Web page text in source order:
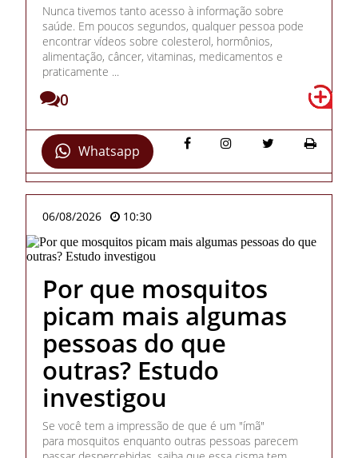
Nunca tivemos tanto acesso à informação sobre
saúde. Em poucos segundos, qualquer pessoa pode
encontrar vídeos sobre colesterol, hormônios,
alimentação, câncer, vitaminas, medicamentos e
praticamente ...
0
Whatsapp
06/08/2026 10:30
Por que mosquitos
picam mais algumas
pessoas do que
outras? Estudo
investigou
Se você tem a impressão de que é um "ímã"
para mosquitos enquanto outras pessoas parecem